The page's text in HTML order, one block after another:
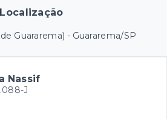
Localização
Guararema) - Guararema/SP
Nassif
J